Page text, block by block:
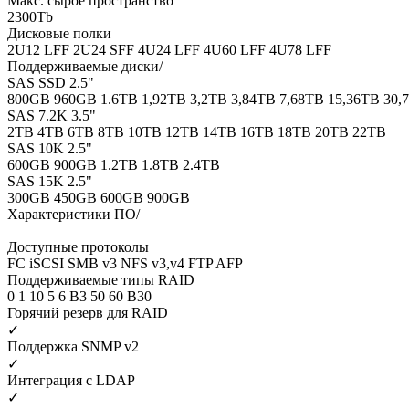
2300Tb
Дисковые полки
2U12 LFF 2U24 SFF 4U24 LFF 4U60 LFF 4U78 LFF
Поддерживаемые диски/
SAS SSD 2.5"
800GB 960GB 1.6TB 1,92TB 3,2TB 3,84TB 7,68TB 15,36TB
SAS 7.2K 3.5"
2TB 4TB 6TB 8TB 10TB 12TB 14TB 16TB 18TB 20TB 22TB
SAS 10K 2.5"
600GB 900GB 1.2TB 1.8TB 2.4TB
SAS 15K 2.5"
300GB 450GB 600GB 900GB
Характеристики ПО/
Доступные протоколы
FC iSCSI SMB v3 NFS v3,v4 FTP AFP
Поддерживаемые типы RAID
0 1 10 5 6 B3 50 60 B30
Горячий резерв для RAID
✓
Поддержка SNMP v2
✓
Интеграция с LDAP
✓